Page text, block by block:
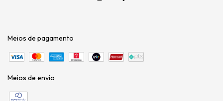
Meios de pagamento
Meios de envio